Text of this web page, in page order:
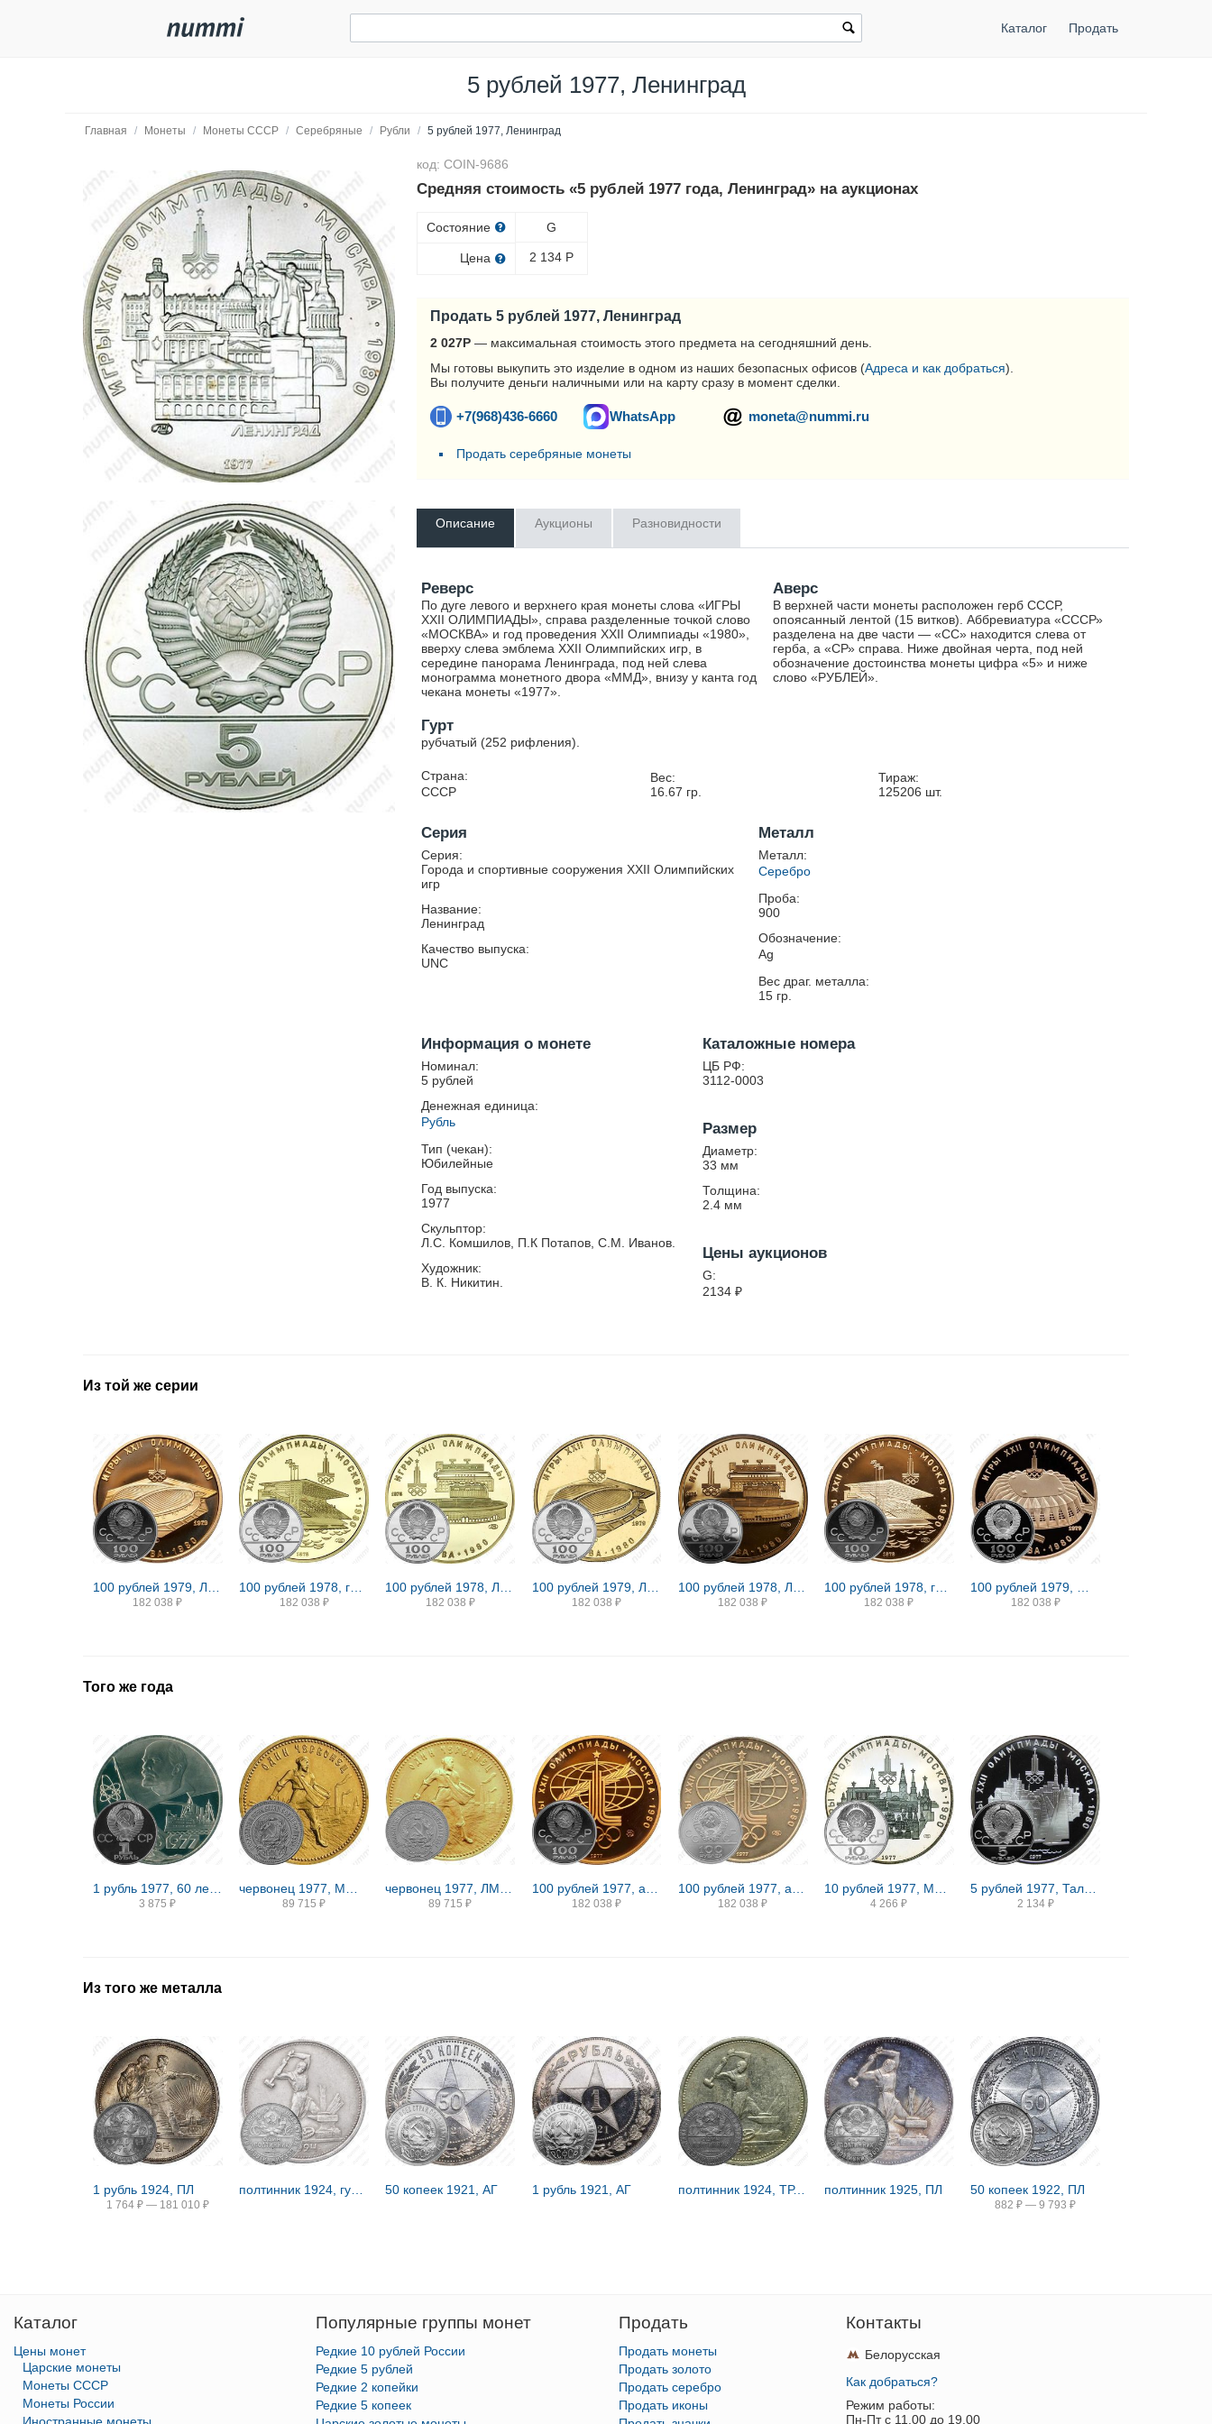
Каталог Продать
5 рублей 1977, Ленинград
Главная / Монеты / Монеты СССР / Серебряные / Рубли / 5 рублей 1977, Ленинград
код: COIN-9686
Средняя стоимость «5 рублей 1977 года, Ленинград» на аукционах
Состояние
Цена
G
2 134 Р
Продать 5 рублей 1977, Ленинград
2 027Р — максимальная стоимость этого предмета на сегодняшний день.
Мы готовы выкупить это изделие в одном из наших безопасных офисов (Адреса и как добраться).
Вы получите деньги наличными или на карту сразу в момент сделки.
+7(968)436-6660 WhatsApp moneta@nummi.ru
Продать серебряные монеты
Описание Аукционы Разновидности
Реверс
По дуге левого и верхнего края монеты слова «ИГРЫ
XXII ОЛИМПИАДЫ», справа разделенные точкой слово
«МОСКВА» и год проведения XXII Олимпиады «1980»,
вверху слева эмблема XXII Олимпийских игр, в
середине панорама Ленинграда, под ней слева
монограмма монетного двора «ММД», внизу у канта год
чекана монеты «1977».
Аверс
В верхней части монеты расположен герб СССР,
опоясанный лентой (15 витков). Аббревиатура «СССР»
разделена на две части — «СС» находится слева от
герба, а «СР» справа. Ниже двойная черта, под ней
обозначение достоинства монеты цифра «5» и ниже
слово «РУБЛЕЙ».
Гурт
рубчатый (252 рифления).
Страна:
СССР
Вес:
16.67 гр.
Тираж:
125206 шт.
Серия
Серия:
Города и спортивные сооружения XXII Олимпийских
игр
Название:
Ленинград
Качество выпуска:
UNC
Металл
Металл:
Серебро
Проба:
900
Обозначение:
Ag
Вес драг. металла:
15 гр.
Информация о монете
Номинал:
5 рублей
Денежная единица:
Рубль
Тип (чекан):
Юбилейные
Год выпуска:
1977
Скульптор:
Л.С. Комшилов, П.К Потапов, С.М. Иванов.
Художник:
В. К. Никитин.
Каталожные номера
ЦБ РФ:
3112-0003
Размер
Диаметр:
33 мм
Толщина:
2.4 мм
Цены аукционов
G:
2134 ₽
Из той же серии
182 038 ₽ 182 038 ₽ 182 038 ₽ 182 038 ₽ 182 038 ₽ 182 038 ₽ 182 038 ₽
Того же года
3 875 ₽ 89 715 ₽ 89 715 ₽ 182 038 ₽ 182 038 ₽ 4 266 ₽ 2 134 ₽
Из того же металла
1 рубль 1924, ПЛ
1 764 ₽ — 181 010 ₽
50 копеек 1921, АГ 1 рубль 1921, АГ полтинник 1924, ТР, гурт начертание букв и цифр иное, с точкой между Т и Р полтинник 1925, ПЛ 50 копеек 1922, ПЛ
882 ₽ — 9 793 ₽
Каталог
Цены монет
Царские монеты
Монеты СССР
Монеты России
Популярные группы монет
Редкие 10 рублей России
Редкие 5 рублей
Редкие 2 копейки
Редкие 5 копеек
Продать
Продать монеты
Продать золото
Продать серебро
Продать иконы
Контакты
Белорусская
Как добраться?
Режим работы:
Пн-Пт c 11.00 до 19.00